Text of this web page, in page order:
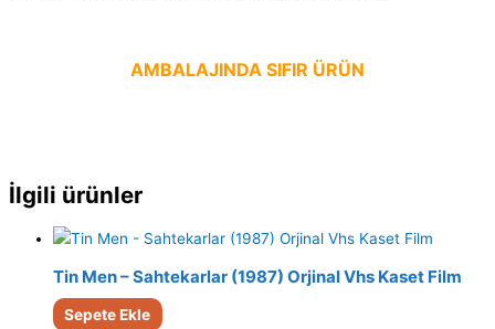
AMBALAJINDA SIFIR ÜRÜN
İlgili ürünler
Tin Men – Sahtekarlar (1987) Orjinal Vhs Kaset Film
Sepete Ekle